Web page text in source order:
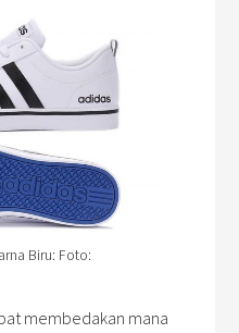
Biru: Foto:
membedakan mana